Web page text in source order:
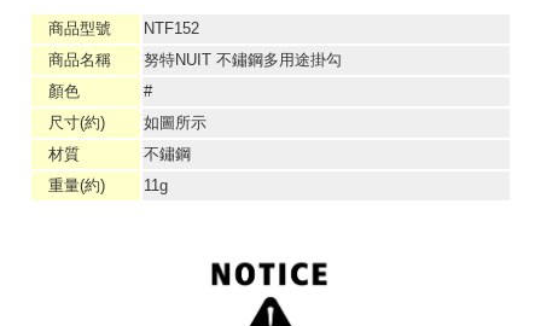
商品型號
NTF152
商品名稱
努特NUIT 不鏽鋼多用途掛勾
顏色
#
尺寸(約)
如圖所示
材質
不鏽鋼
重量(約)
11g